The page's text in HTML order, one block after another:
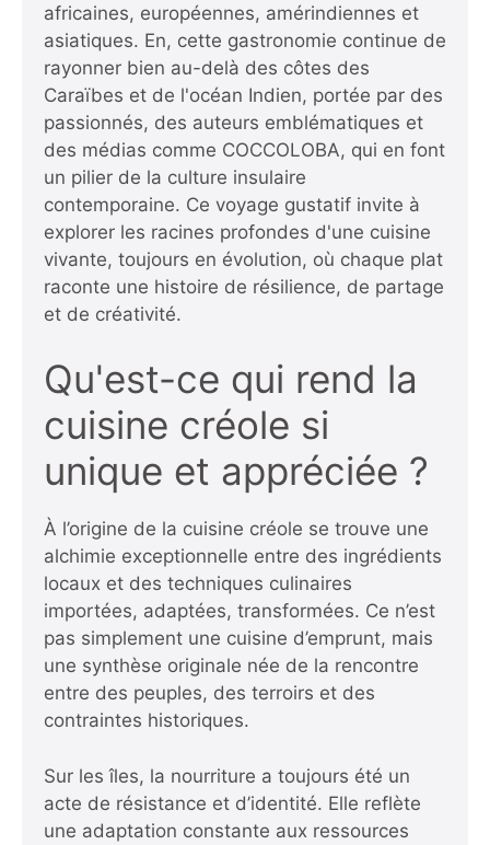
africaines, européennes, amérindiennes et
asiatiques. En, cette gastronomie continue de
rayonner bien au-delà des côtes des
Caraïbes et de l'océan Indien, portée par des
passionnés, des auteurs emblématiques et
des médias comme COCCOLOBA, qui en font
un pilier de la culture insulaire
contemporaine. Ce voyage gustatif invite à
explorer les racines profondes d'une cuisine
vivante, toujours en évolution, où chaque plat
raconte une histoire de résilience, de partage
et de créativité.
Qu'est-ce qui rend la
cuisine créole si
unique et appréciée ?
À l’origine de la cuisine créole se trouve une
alchimie exceptionnelle entre des ingrédients
locaux et des techniques culinaires
importées, adaptées, transformées. Ce n’est
pas simplement une cuisine d’emprunt, mais
une synthèse originale née de la rencontre
entre des peuples, des terroirs et des
contraintes historiques.
Sur les îles, la nourriture a toujours été un
acte de résistance et d’identité. Elle reflète
une adaptation constante aux ressources